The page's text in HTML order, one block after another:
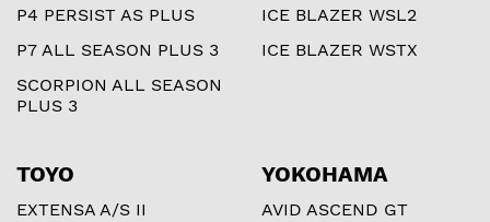
P4 PERSIST AS PLUS
P7 ALL SEASON PLUS 3
SCORPION ALL SEASON
PLUS 3
ICE BLAZER WSL2
ICE BLAZER WSTX
TOYO
EXTENSA A/S II
YOKOHAMA
AVID ASCEND GT